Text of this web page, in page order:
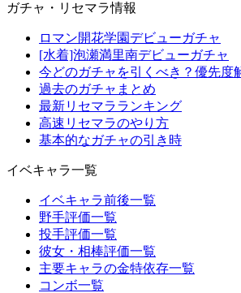
ガチャ・リセマラ情報
ロマン開花学園デビューガチャ
[水着]泡瀬満里南デビューガチャ
今どのガチャを引くべき？優先度
過去のガチャまとめ
最新リセマラランキング
高速リセマラのやり方
基本的なガチャの引き時
イベキャラ一覧
イベキャラ前後一覧
野手評価一覧
投手評価一覧
彼女・相棒評価一覧
主要キャラの金特依存一覧
コンボ一覧